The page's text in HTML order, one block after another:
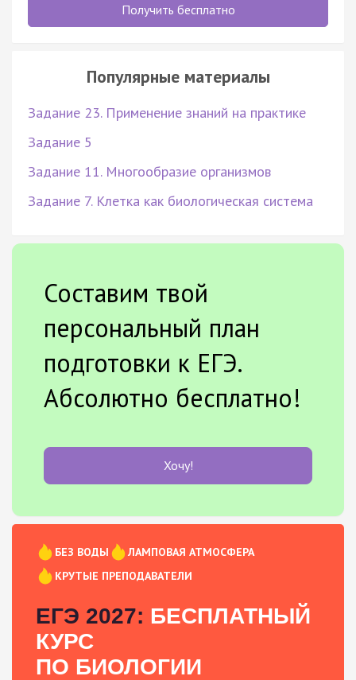
Получить бесплатно
Популярные материалы
Задание 23. Применение знаний на практике
Задание 5
Задание 11. Многообразие организмов
Задание 7. Клетка как биологическая система
Составим твой
персональный план
подготовки к ЕГЭ.
Абсолютно бесплатно!
Хочу!
БЕЗ ВОДЫ
ЛАМПОВАЯ АТМОСФЕРА
КРУТЫЕ ПРЕПОДАВАТЕЛИ
ЕГЭ 2027: БЕСПЛАТНЫЙ
КУРС
ПО БИОЛОГИИ